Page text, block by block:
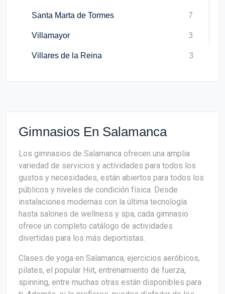
Santa Marta de Tormes 7
Villamayor 3
Villares de la Reina 3
Gimnasios En Salamanca
Los gimnasios de Salamanca ofrecen una amplia
variedad de servicios y actividades para todos los
gustos y necesidades, están abiertos para todos los
públicos y niveles de condición física. Desde
instalaciones modernas con la última tecnología
hasta salones de wellness y spa, cada gimnasio
ofrece un completo catálogo de actividades
divertidas para los más deportistas.
Clases de yoga en Salamanca, ejercicios aeróbicos,
pilates, el popular Hiit, entrenamiento de fuerza,
spinning, entre muchas otras están disponibles para